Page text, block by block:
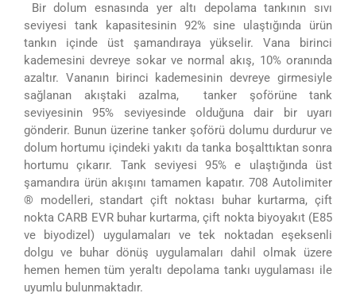
Bir dolum esnasında yer altı depolama tankının sıvı
seviyesi tank kapasitesinin 92% sine ulaştığında ürün
tankın içinde üst şamandıraya yükselir. Vana birinci
kademesini devreye sokar ve normal akış, 10% oranında
azaltır. Vananın birinci kademesinin devreye girmesiyle
sağlanan akıştaki azalma, tanker şoförüne tank
seviyesinin 95% seviyesinde olduğuna dair bir uyarı
gönderir. Bunun üzerine tanker şoförü dolumu durdurur ve
dolum hortumu içindeki yakıtı da tanka boşalttıktan sonra
hortumu çıkarır. Tank seviyesi 95% e ulaştığında üst
şamandıra ürün akışını tamamen kapatır. 708 Autolimiter
® modelleri, standart çift noktası buhar kurtarma, çift
nokta CARB EVR buhar kurtarma, çift nokta biyoyakıt (E85
ve biyodizel) uygulamaları ve tek noktadan eşeksenli
dolgu ve buhar dönüş uygulamaları dahil olmak üzere
hemen hemen tüm yeraltı depolama tankı uygulaması ile
uyumlu bulunmaktadır.